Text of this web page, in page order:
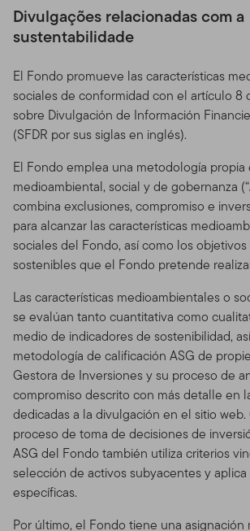
Divulgações relacionadas com a
sustentabilidade
El Fondo promueve las características
sociales de conformidad con el artículo 8
sobre Divulgación de Información
(SFDR por sus siglas en inglés).
El Fondo emplea una metodología propia
medioambiental, social y de gobernanza
combina exclusiones, compromiso e
para alcanzar las características
sociales del Fondo, así como los
sostenibles que el Fondo pretende
Las características medioambientales o
se evalúan tanto cuantitativa como
medio de indicadores de sostenibilidad,
metodología de calificación ASG de
Gestora de Inversiones y su proceso de
compromiso descrito con más detalle en
dedicadas a la divulgación en el sitio
proceso de toma de decisiones de
ASG del Fondo también utiliza criterios
selección de activos subyacentes y
específicas.
Por último, el Fondo tiene una asignación